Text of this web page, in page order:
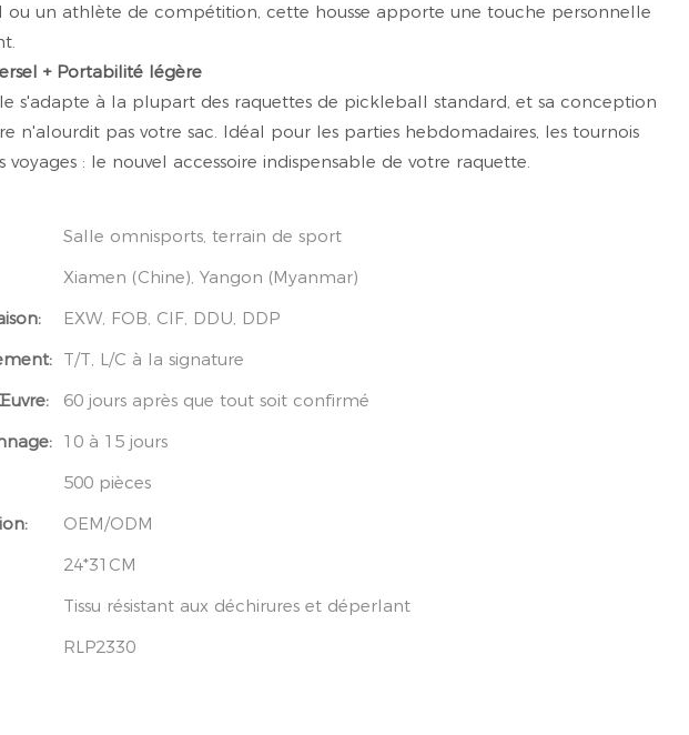
ou un athlète de compétition, cette housse apporte une touche personnelle
+ Portabilité légère
s'adapte à la plupart des raquettes de pickleball standard, et sa conception
n'alourdit pas votre sac. Idéal pour les parties hebdomadaires, les tournois
voyages : le nouvel accessoire indispensable de votre raquette.
Salle omnisports, terrain de sport
Xiamen (Chine), Yangon (Myanmar)
EXW, FOB, CIF, DDU, DDP
T/T, L/C à la signature
60 jours après que tout soit confirmé
10 à 15 jours
500 pièces
OEM/ODM
24*31CM
Tissu résistant aux déchirures et déperlant
RLP2330